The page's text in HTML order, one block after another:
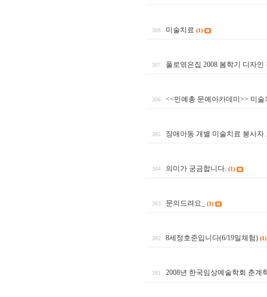
308 미술치료 (1)
307 풀로엮은집 2008 봄학기 디자인
306 <<민예총 문예아카데미>> 미술
305 장애아동 개별 미술치료 봉사자
304 의미가 궁금합니다. (1)
303 문의드려요_ (1)
302 8세정호준입니다(6/19일체험) (1)
301 2008년 한국임상예술학회 춘계